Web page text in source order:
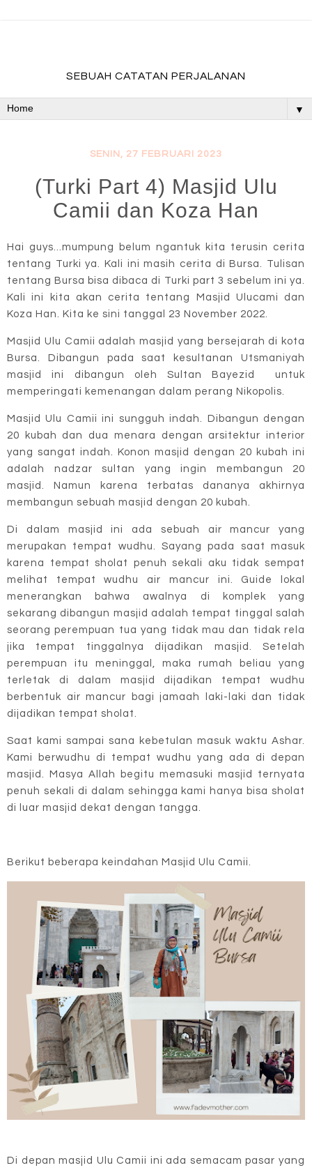
SEBUAH CATATAN PERJALANAN
▼
SENIN, 27 FEBRUARI 2023
(Turki Part 4) Masjid Ulu
Camii dan Koza Han
Hai guys...mumpung belum ngantuk kita terusin cerita
tentang Turki ya. Kali ini masih cerita di Bursa. Tulisan
tentang Bursa bisa dibaca di Turki part 3 sebelum ini ya.
Kali ini kita akan cerita tentang Masjid Ulucami dan
Koza Han. Kita ke sini tanggal 23 November 2022.
Masjid Ulu Camii adalah masjid yang bersejarah di kota
Bursa. Dibangun pada saat kesultanan Utsmaniyah
masjid ini dibangun oleh Sultan Bayezid untuk
memperingati kemenangan dalam perang Nikopolis.
Masjid Ulu Camii ini sungguh indah. Dibangun dengan
20 kubah dan dua menara dengan arsitektur interior
yang sangat indah. Konon masjid dengan 20 kubah ini
adalah nadzar sultan yang ingin membangun 20
masjid. Namun karena terbatas dananya akhirnya
membangun sebuah masjid dengan 20 kubah.
Di dalam masjid ini ada sebuah air mancur yang
merupakan tempat wudhu. Sayang pada saat masuk
karena tempat sholat penuh sekali aku tidak sempat
melihat tempat wudhu air mancur ini. Guide lokal
menerangkan bahwa awalnya di komplek yang
sekarang dibangun masjid adalah tempat tinggal salah
seorang perempuan tua yang tidak mau dan tidak rela
jika tempat tinggalnya dijadikan masjid. Setelah
perempuan itu meninggal, maka rumah beliau yang
terletak di dalam masjid dijadikan tempat wudhu
berbentuk air mancur bagi jamaah laki-laki dan tidak
dijadikan tempat sholat.
Saat kami sampai sana kebetulan masuk waktu Ashar.
Kami berwudhu di tempat wudhu yang ada di depan
masjid. Masya Allah begitu memasuki masjid ternyata
penuh sekali di dalam sehingga kami hanya bisa sholat
di luar masjid dekat dengan tangga.
Berikut beberapa keindahan Masjid Ulu Camii.
Di depan masjid Ulu Camii ini ada semacam pasar yang